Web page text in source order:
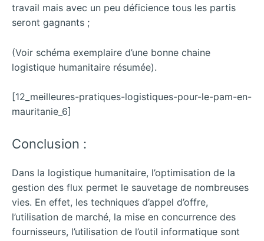
travail mais avec un peu déficience tous les partis
seront gagnants ;
(Voir schéma exemplaire d’une bonne chaine
logistique humanitaire résumée).
[12_meilleures-pratiques-logistiques-pour-le-pam-en-
mauritanie_6]
Conclusion :
Dans la logistique humanitaire, l’optimisation de la
gestion des flux permet le sauvetage de nombreuses
vies. En effet, les techniques d’appel d’offre,
l’utilisation de marché, la mise en concurrence des
fournisseurs, l’utilisation de l’outil informatique sont